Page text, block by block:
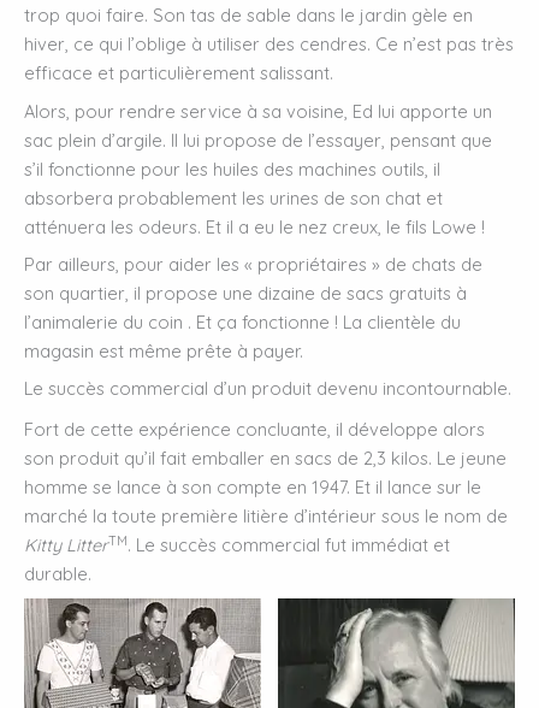
trop quoi faire. Son tas de sable dans le jardin gèle en
hiver, ce qui l’oblige à utiliser des cendres. Ce n’est pas très
efficace et particulièrement salissant.
Alors, pour rendre service à sa voisine, Ed lui apporte un
sac plein d’argile. Il lui propose de l’essayer, pensant que
s’il fonctionne pour les huiles des machines outils, il
absorbera probablement les urines de son chat et
atténuera les odeurs. Et il a eu le nez creux, le fils Lowe !
Par ailleurs, pour aider les « propriétaires » de chats de
son quartier, il propose une dizaine de sacs gratuits à
l’animalerie du coin . Et ça fonctionne ! La clientèle du
magasin est même prête à payer.
Le succès commercial d’un produit devenu incontournable.
Fort de cette expérience concluante, il développe alors
son produit qu’il fait emballer en sacs de 2,3 kilos. Le jeune
homme se lance à son compte en 1947. Et il lance sur le
marché la toute première litière d’intérieur sous le nom de
Kitty LitterTM. Le succès commercial fut immédiat et
durable.